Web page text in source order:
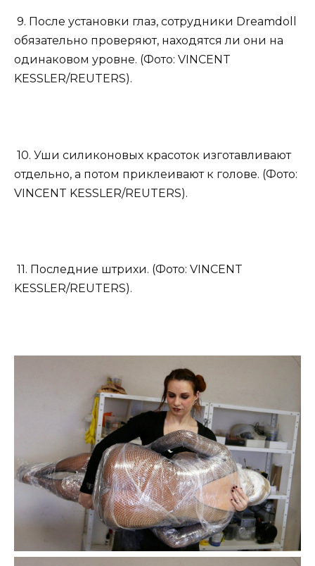
9. После установки глаз, сотрудники Dreamdoll
обязательно проверяют, находятся ли они на
одинаковом уровне. (Фото: VINCENT
KESSLER/REUTERS).
10. Уши силиконовых красоток изготавливают
отдельно, а потом приклеивают к голове. (Фото:
VINCENT KESSLER/REUTERS).
11. Последние штрихи. (Фото: VINCENT
KESSLER/REUTERS).